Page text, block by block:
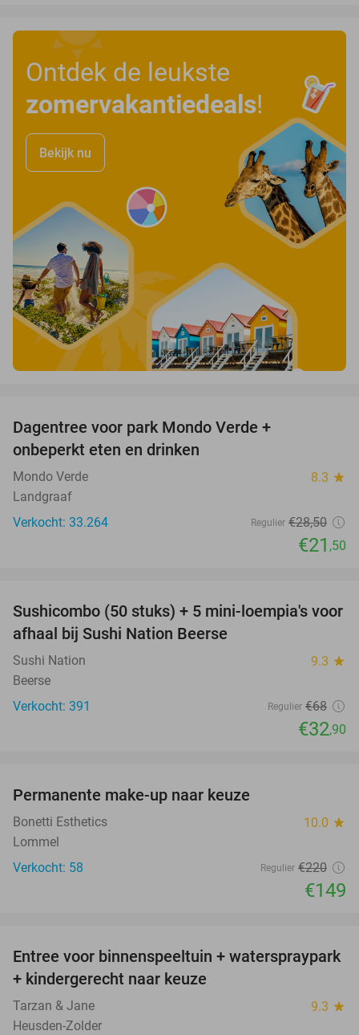
Ontdek de leukste
zomervakantiedeals!
Bekijk nu
Dagentree voor park Mondo Verde +
onbeperkt eten en drinken
Mondo Verde 8.3 star
Landgraaf
Verkocht: 33.264
Regulier €28,50
€21 ,50
52%
Sushicombo (50 stuks) + 5 mini-loempia's voor
afhaal bij Sushi Nation Beerse
Sushi Nation 9.3 star
Beerse
Verkocht: 391
Regulier €68
€32,90
Permanente make-up naar keuze
Bonetti Esthetics 10.0 star
Lommel
Verkocht: 58
Regulier €220
€149
40%
Entree voor binnenspeeltuin + waterspraypark
+ kindergerecht naar keuze
Tarzan & Jane 9.3 star
Heusden-Zolder